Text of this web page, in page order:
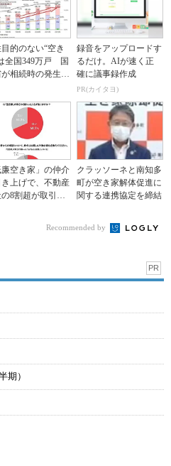
的のない“空き
全国349万戸 国
相続時の発生抑
録音をアップロードす
るだけ。AIが速く正
確に議事録作成
PR(カイタヨ)
廉空き家」の仲介
上げで、不動産
8割超が取引前
クラッソーネと南知多
町が空き家解体促進に
関する連携協定を締結
Recommended by
PR
期）